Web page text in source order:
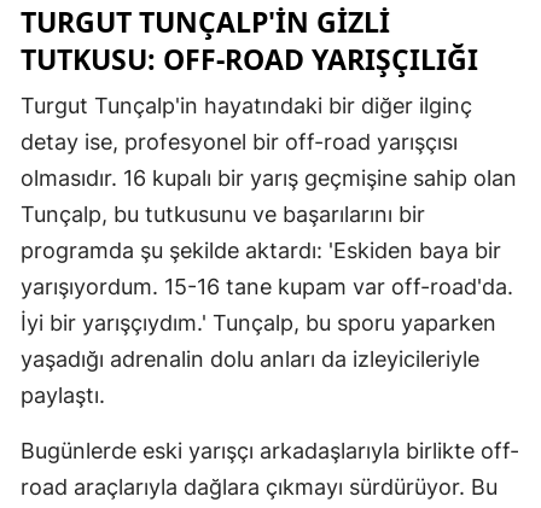
Samsun
Siirt
Sinop
Sivas
Tekirdağ
Tokat
Trabzon
Şanlıurfa
Uşak
TURGUT TUNÇALP'IN GIZLI
TUTKUSU: OFF-ROAD YARIŞÇILIĞI
Turgut Tunçalp'in hayatındaki bir diğer ilginç
detay ise, profesyonel bir off-road yarışçısı
olmasıdır. 16 kupalı bir yarış geçmişine sahip olan
Tunçalp, bu tutkusunu ve başarılarını bir
programda şu şekilde aktardı: 'Eskiden baya bir
yarışıyordum. 15-16 tane kupam var off-road'da.
İyi bir yarışçıydım.' Tunçalp, bu sporu yaparken
yaşadığı adrenalin dolu anları da izleyicileriyle
paylaştı.
Bugünlerde eski yarışçı arkadaşlarıyla birlikte off-
road araçlarıyla dağlara çıkmayı sürdürüyor. Bu